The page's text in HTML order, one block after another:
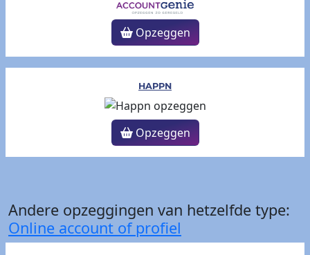
Opzeggen
HAPPN
Opzeggen
Andere opzeggingen van hetzelfde type:
Online account of profiel